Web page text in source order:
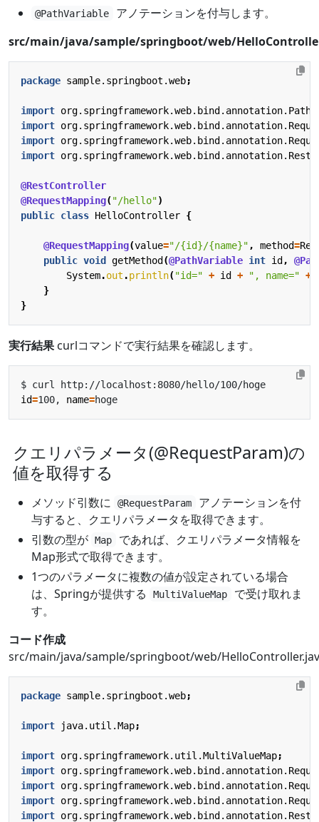
@PathVariable
アノテーションを付与します。
src/main/java/sample/springboot/web/
package sample.springboot.web;
import
import
import
import
@RestController
@RequestMapping("/hello")
public class HelloController {
@RequestMapping(value="/{id}/{name}" , method=
public void getMethod (@PathVariable int id ,
System.out .println("id=" + id + ", name=" +
}
}
実行結果 curlコマンドで実行結果を確認します。
id=100, name=
クエリパラメータ(@RequestParam)の
値を取得する
メソッド引数に @RequestParam
アノテーションを付
与すると、クエリパラメータを取得できます。
引数の型が Map
であれば、クエリパラメータ情報を
Map形式で取得できます。
1つのパラメータに複数の値が設定されている場合
は、Springが提供する
MultiValueMap
で受け取れま
す。
コード作成
src/main/java/sample/springboot/web/
package sample.springboot.web;
import java.util.Map;
import org.springframework.util.MultiValueMap;
import
import
import
import